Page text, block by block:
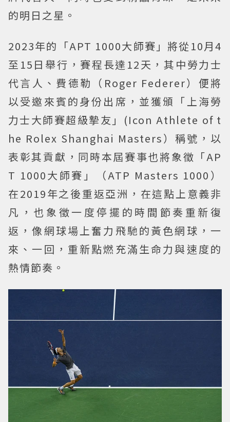
的明日之星。
2023年的「APT 1000大師賽」將從10月4
至15日舉行，賽程長達12天，其中勞力士
代言人、費德勒（Roger Federer）便將
以受邀來賓的身份出席，並獲頒「上海勞
力士大師賽超級摯友」(Icon Athlete of t
he Rolex Shanghai Masters）稱號，以
表彰其貢獻，同時本屆賽事也將象徵「AP
T 1000大師賽」（ATP Masters 1000）
在2019年之後重返亞洲，在這點上意義非
凡，也象徵一度停擺的時間節奏重新復
返，像網球場上奮力飛馳的黃色網球，一
來、一回，重新點燃充滿生命力與速度的
熱情節奏。